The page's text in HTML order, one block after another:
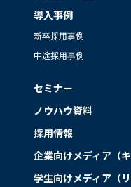
導入事例
新卒採用事例
中途採用事例
セミナー
ノウハウ資料
採用情報
企業向けメディア（キ
学生向けメディア（リ